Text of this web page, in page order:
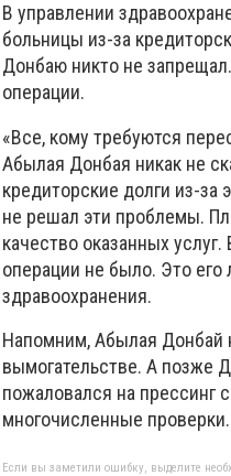
В управлении
больницы из-за
Донбаю никто не
операции.
«Все, кому требуются
Абылая Донбая никак не
кредиторские долги из-
не решал эти проблемы.
качество оказанных
операции не было. Это
здравоохранения.
Напомним, Абылая Донбай
вымогательстве. А позже
пожаловался на прессинг
многочисленные
Если вы заметили ошибку, выделите